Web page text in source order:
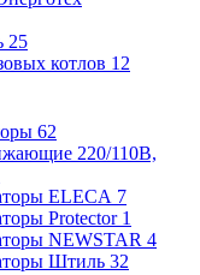
25
котлов 12
62
220/110В,
ELECA 7
Protector 1
NEWSTAR 4
Штиль 32